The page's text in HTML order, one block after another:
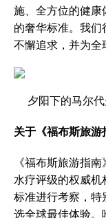
施、全方位的健康
的奢华标准。我们
不懈追求，并为全
夕阳下的马尔
关于《福布斯旅游
《福布斯旅游指
水疗评级的权威
标准进行考察，特
选全球最佳体验。